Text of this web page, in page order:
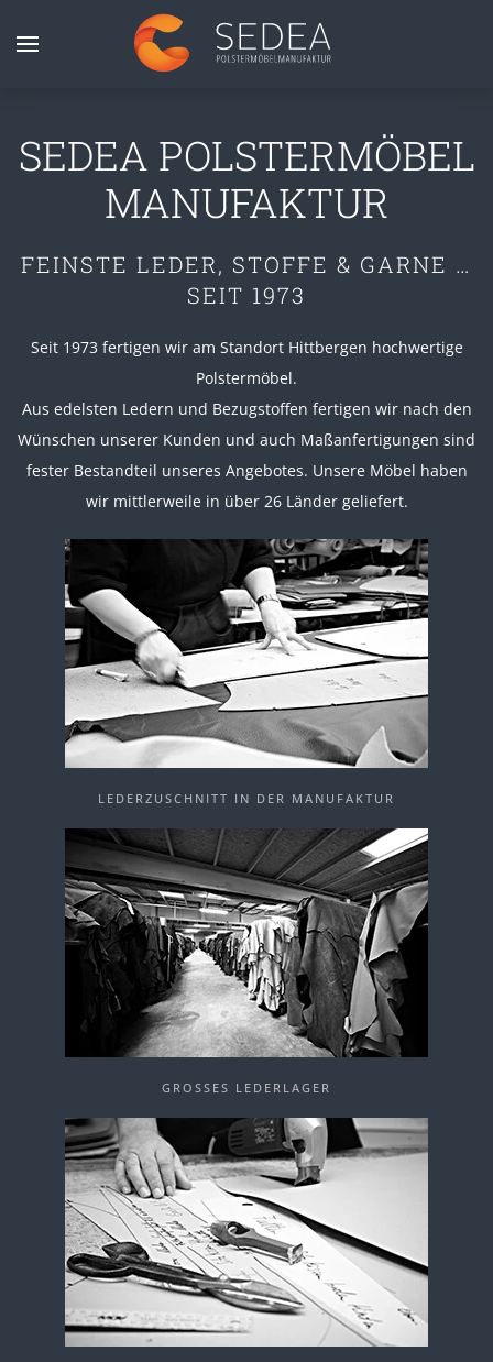
Zum Hauptinhalt springen
SEDEA POLSTERMÖBEL
MANUFAKTUR
FEINSTE LEDER, STOFFE & GARNE …
SEIT 1973
Seit 1973 fertigen wir am Standort Hittbergen hochwertige
Polstermöbel.
Aus edelsten Ledern und Bezugstoffen fertigen wir nach den
Wünschen unserer Kunden und auch Maßanfertigungen sind
fester Bestandteil unseres Angebotes. Unsere Möbel haben
wir mittlerweile in über 26 Länder geliefert.
LEDERZUSCHNITT IN DER MANUFAKTUR
GROSSES LEDERLAGER